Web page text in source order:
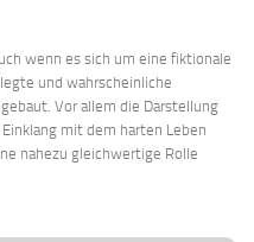
wenn es sich um eine fiktionale
und wahrscheinliche
Vor allem die Darstellung
mit dem harten Leben
nahezu gleichwertige Rolle